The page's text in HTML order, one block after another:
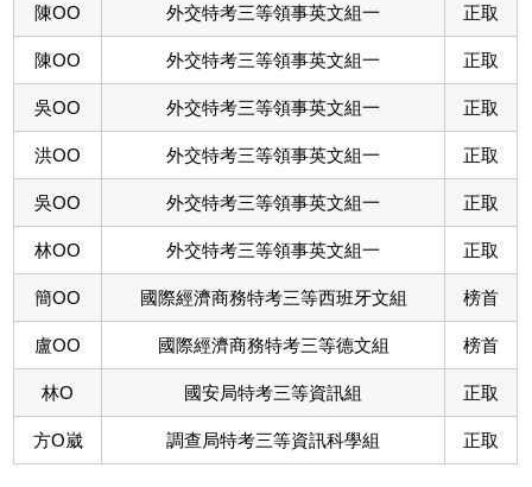
陳OO 外交特考三等領事英文組一 正取
陳OO 外交特考三等領事英文組一 正取
吳OO 外交特考三等領事英文組一 正取
洪OO 外交特考三等領事英文組一 正取
吳OO 外交特考三等領事英文組一 正取
林OO 外交特考三等領事英文組一 正取
簡OO 國際經濟商務特考三等西班牙文組 榜首
盧OO 國際經濟商務特考三等德文組 榜首
林O 國安局特考三等資訊組 正取
方O崴 調查局特考三等資訊科學組 正取